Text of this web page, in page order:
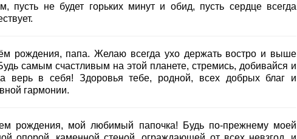
пусть не будет горьких минут и обид, пусть сердце всегда
рождения, папа. Желаю всегда ухо держать востро и выше
самым счастливым на этой планете, стремись, добивайся и
верь в себя! Здоровья тебе, родной, всех добрых благ и
гармонии.
рождения, мой любимый папочка! Будь по-прежнему моей